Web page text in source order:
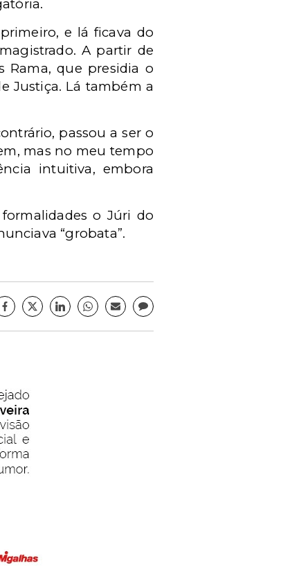
e lá ficava do
A partir de
Rama, que presidia o
Justiça. Lá também a
passou a ser o
mas no meu tempo
intuitiva, embora
o Júri do
“grobata”.